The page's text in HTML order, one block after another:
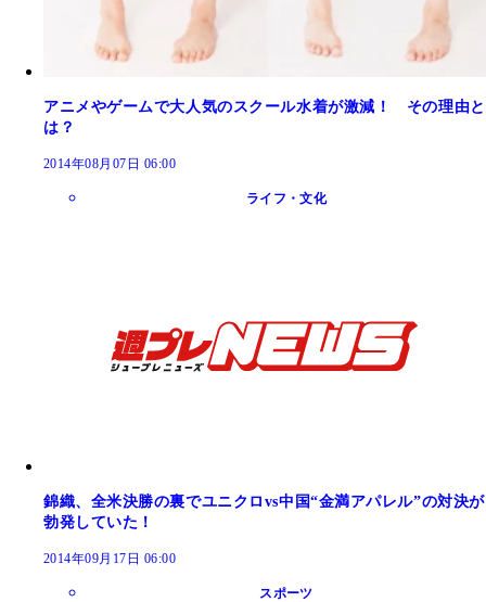
アニメやゲームで大人気のスクール水着が激減！ その理由と
は？
2014年08月07日 06:00
ライフ・文化
錦織、全米決勝の裏でユニクロvs中国“金満アパレル”の対決が
勃発していた！
2014年09月17日 06:00
スポーツ